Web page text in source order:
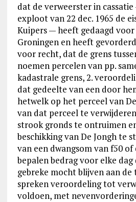
dat de verweerster in cassatie
exploot van 22 dec. 1965 de
Kuipers — heeft gedaagd voor
Groningen en heeft
voor recht, dat de grens
noemen percelen van pp.
kadastrale grens, 2.
dat gedeelte van een door
hetwelk op het perceel van
van dat perceel te
strook gronds te ontruimen
beschikking van De Jongh te
van een dwangsom van f50 of
bepalen bedrag voor elke
gebreke mocht blijven aan
spreken veroordeling tot
voldoen, met